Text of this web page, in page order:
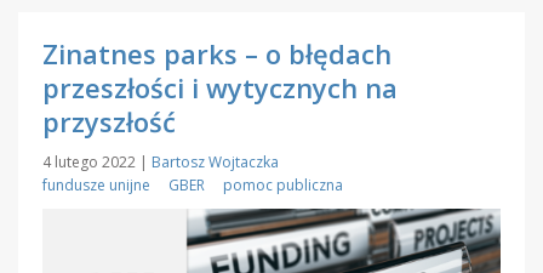
Zinatnes parks – o błędach
przeszłości i wytycznych na
przyszłość
4 lutego 2022 | Bartosz Wojtaczka
fundusze unijne
GBER pomoc publiczna